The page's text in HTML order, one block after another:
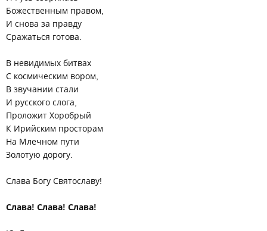
Божественным правом,
И снова за правду
Сражаться готова.
В невидимых битвах
С космическим вором,
В звучании стали
И русского слога,
Проложит Хоробрый
К Ирийским просторам
На Млечном пути
Золотую дорогу.
Слава Богу Святославу!
Слава! Слава! Слава!